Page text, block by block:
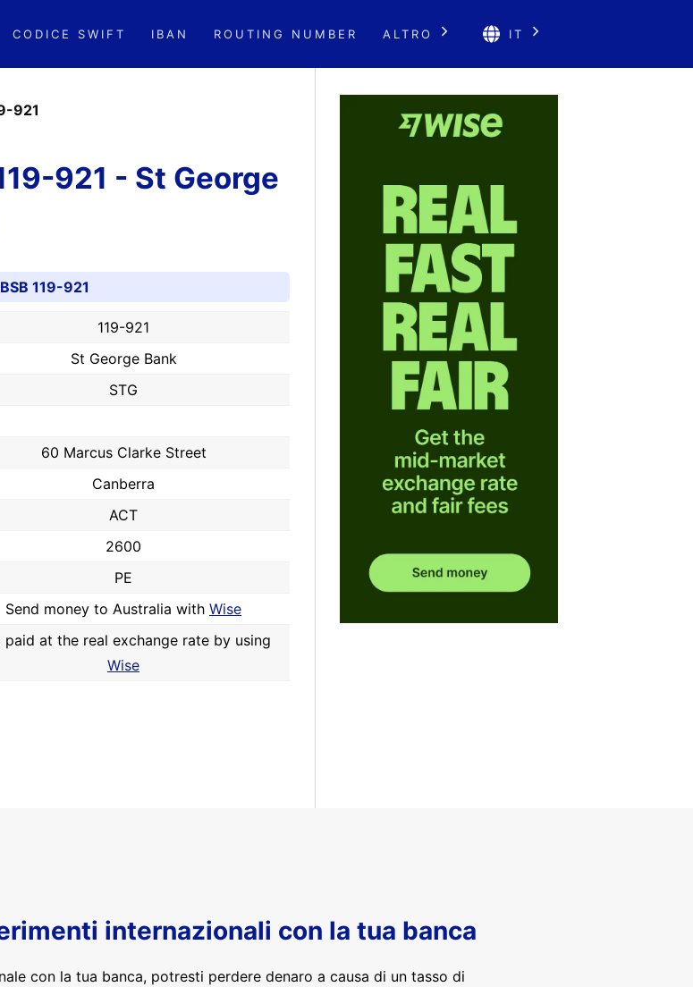
CODICE SWIFT IBAN ROUTING NUMBER ALTRO IT
921
921 - St George
119-921
119-921
St George Bank
STG
60 Marcus Clarke Street
Canberra
ACT
2600
PE
Send money to Australia with Wise
paid at the real exchange rate by using
Wise
internazionali con la tua banca
con la tua banca, potresti perdere denaro a causa di un tasso di